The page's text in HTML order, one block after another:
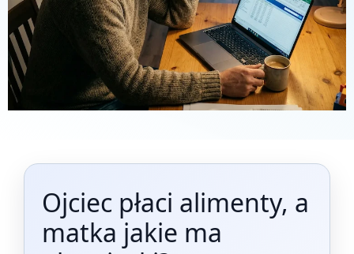
Ojciec płaci alimenty, a
matka jakie ma